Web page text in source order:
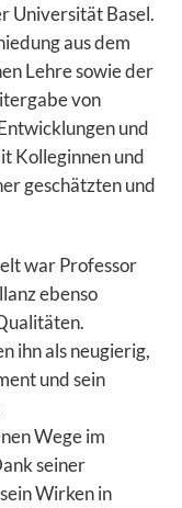
Universität Basel.
aus dem
Lehre sowie der
von
und
Kolleginnen und
geschätzten und
war Professor
ebenso
ihn als neugierig,
und sein
Wege im
seiner
Wirken in